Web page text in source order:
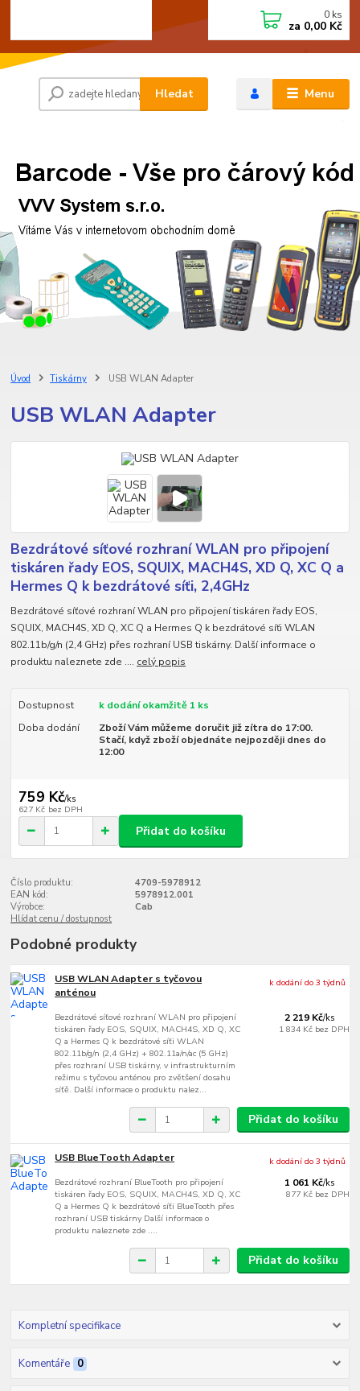
Menu
Hledat
0 ks
za 0,00 Kč
Úvod Tiskárny USB WLAN Adapter
USB WLAN Adapter
Bezdrátové síťové rozhraní WLAN pro připojení
tiskáren řady EOS, SQUIX, MACH4S, XD Q, XC Q a
Hermes Q k bezdrátové síťi, 2,4GHz
Bezdrátové síťové rozhraní WLAN pro připojení tiskáren řady EOS,
SQUIX, MACH4S, XD Q, XC Q a Hermes Q k bezdrátové síťi WLAN
802.11b/g/n (2,4 GHz) přes rozhraní USB tiskárny. Další informace o
produktu naleznete zde .... celý popis
Dostupnost
k dodání okamžitě 1 ks
Doba dodání
Zboží Vám můžeme doručit již zítra do 17:00.
Stačí, když zboží objednáte nejpozději dnes do
12:00
759 Kč/ks
627 Kč bez DPH
Přidat do košíku
Číslo produktu:
4709-5978912
EAN kód:
5978912.001
Výrobce:
Cab
Hlídat cenu / dostupnost
Podobné produkty
USB WLAN Adapter s tyčovou
anténou
Bezdrátové síťové rozhraní WLAN pro připojení
tiskáren řady EOS, SQUIX, MACH4S, XD Q, XC
Q a Hermes Q k bezdrátové síťi WLAN
802.11b/g/n (2,4 GHz) + 802.11a/n/ac (5 GHz)
přes rozhraní USB tiskárny, v infrastrukturním
režimu s tyčovou anténou pro zvětšení dosahu
síťě. Další informace o produktu nalez...
2 219 Kč/ks
1 834 Kč bez DPH
k dodání do 3 týdnů
Přidat do košíku
USB BlueTooth Adapter
Bezdrátové rozhraní BlueTooth pro připojení
tiskáren řady EOS, SQUIX, MACH4S, XD Q, XC
Q a Hermes Q k bezdrátové síťi BlueTooth přes
rozhraní USB tiskárny Další informace o
produktu naleznete zde ....
1 061 Kč/ks
877 Kč bez DPH
k dodání do 3 týdnů
Přidat do košíku
Kompletní specifikace
Komentáře 0